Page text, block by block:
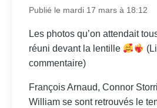
Publié le mardi 17 mars à 18:12
Les photos qu’on attendait
réuni devant la lentille
commentaire)
François Arnaud, Connor
William se sont retrouvés le